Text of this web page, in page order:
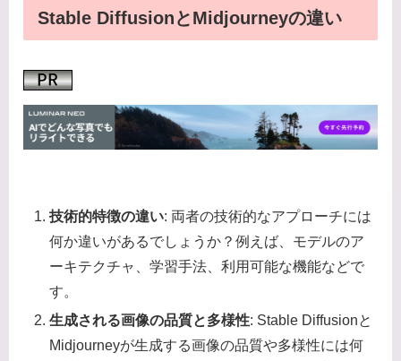
Stable DiffusionとMidjourneyの違い
技術的特徴の違い: 両者の技術的なアプローチには
何か違いがあるでしょうか？例えば、モデルのア
ーキテクチャ、学習手法、利用可能な機能などで
す。
生成される画像の品質と多様性: Stable Diffusionと
Midjourneyが生成する画像の品質や多様性には何